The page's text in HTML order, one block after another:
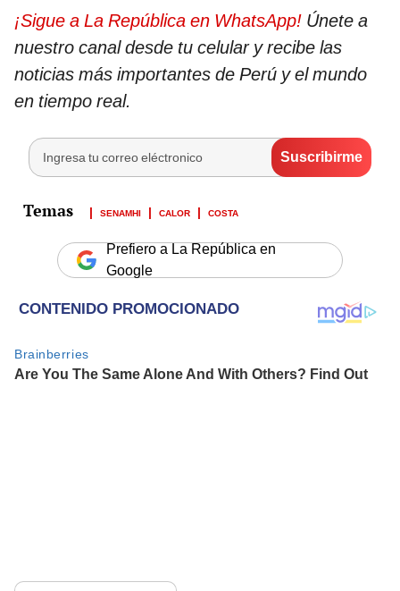
¡Sigue a La República en WhatsApp! Únete a
nuestro canal desde tu celular y recibe las
noticias más importantes de Perú y el mundo
en tiempo real.
SENAMHI CALOR COSTA
Prefiero a La República en
Google